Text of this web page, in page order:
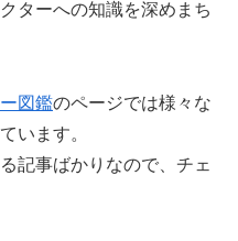
ターへの知識を深めまち
図鑑のページでは様々な
います。
記事ばかりなので、チェ